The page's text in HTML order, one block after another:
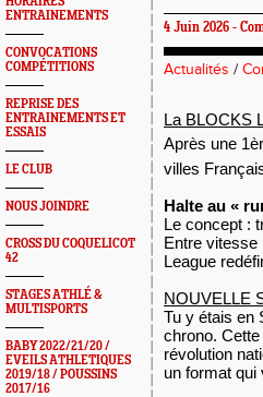
ENTRAINEMENTS
CONVOCATIONS
COMPÉTITIONS
REPRISE DES
ENTRAINEMENTS ET
ESSAIS
LE CLUB
NOUS JOINDRE
CROSS DU COQUELICOT
42
STAGES ATHLÉ &
MULTISPORTS
BABY 2022/21/20 /
EVEILS ATHLETIQUES
2019/18 / POUSSINS
2017/16
4 Juin 2026 -
Actualités /
La BLOCKS
Après une
villes
Halte au «
Le concept :
Entre vitesse
League
NOUVELLE
Tu y étais en
chrono.
révolution
un format qui